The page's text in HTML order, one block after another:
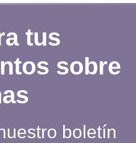
tus
sobre
boletín